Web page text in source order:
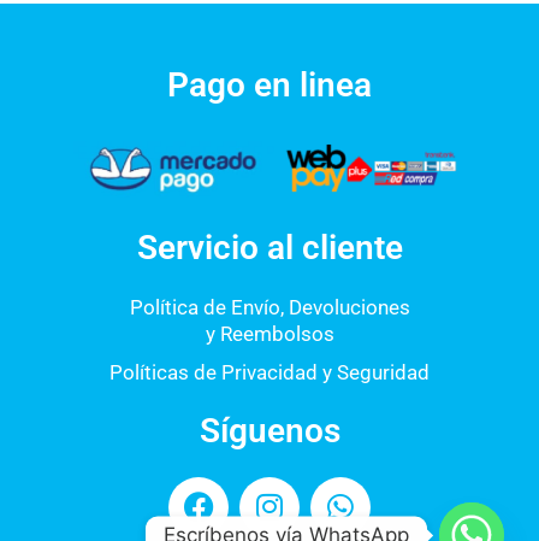
Pago en linea
Servicio al cliente
Política de Envío, Devoluciones
y Reembolsos
Políticas de Privacidad y Seguridad
Síguenos
F
a
I
n
W
h
Escríbenos vía WhatsApp